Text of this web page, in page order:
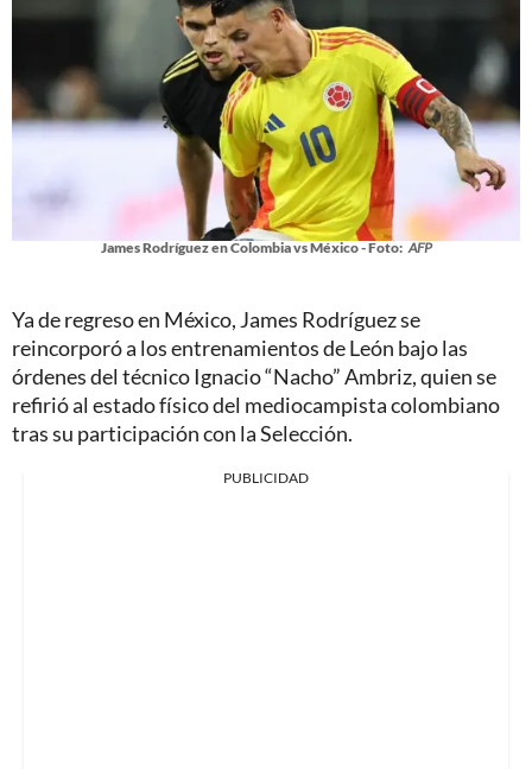
James Rodríguez en Colombia vs México - Foto: AFP
Ya de regreso en México, James Rodríguez se
reincorporó a los entrenamientos de León bajo las
órdenes del técnico Ignacio “Nacho” Ambriz, quien se
refirió al estado físico del mediocampista colombiano
tras su participación con la Selección.
PUBLICIDAD